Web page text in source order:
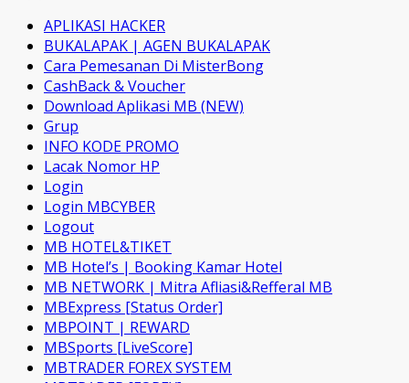
APLIKASI HACKER
BUKALAPAK | AGEN BUKALAPAK
Cara Pemesanan Di MisterBong
CashBack & Voucher
Download Aplikasi MB (NEW)
Grup
INFO KODE PROMO
Lacak Nomor HP
Login
Login MBCYBER
Logout
MB HOTEL&TIKET
MB Hotel’s | Booking Kamar Hotel
MB NETWORK | Mitra Afliasi&Refferal MB
MBExpress [Status Order]
MBPOINT | REWARD
MBSports [LiveScore]
MBTRADER FOREX SYSTEM